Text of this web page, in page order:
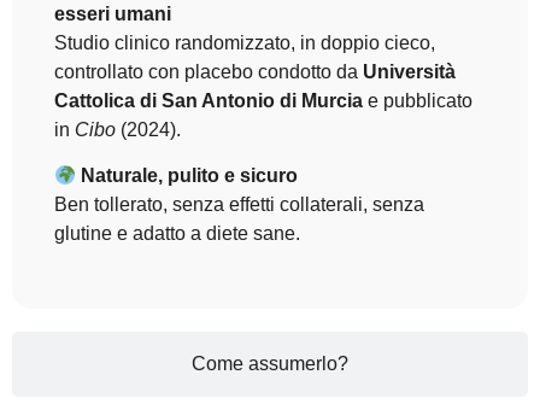
Come assumerlo?
esseri umani
Studio clinico randomizzato, in doppio cieco,
controllato con placebo condotto da Università
Cattolica di San Antonio di Murcia e pubblicato
in Cibo (2024).
Naturale, pulito e sicuro
Ben tollerato, senza effetti collaterali, senza
glutine e adatto a diete sane.